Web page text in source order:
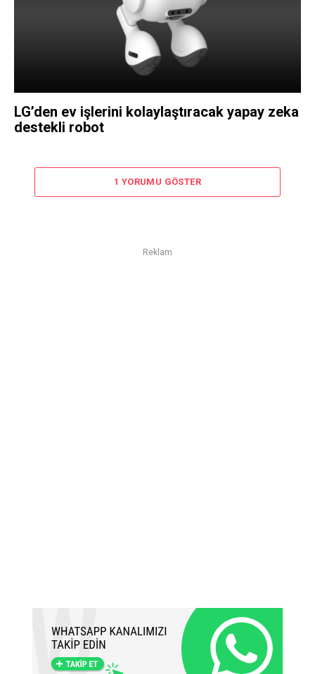
LG’den ev işlerini kolaylaştıracak yapay zeka
destekli robot
1 YORUMU GÖSTER
Reklam